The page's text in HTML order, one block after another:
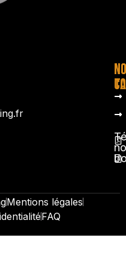
Mentions légales
FAQ